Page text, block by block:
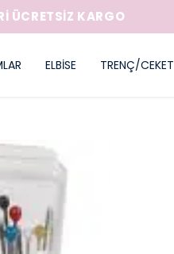
ÜCRETSİZ KARGO
ELBİSE TRENÇ/CEKET